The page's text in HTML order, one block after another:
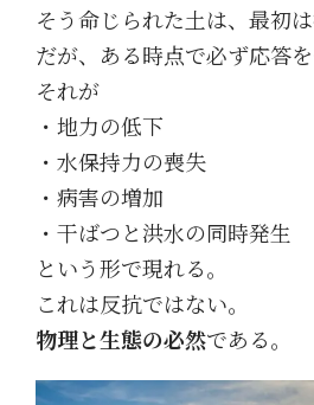
そう命じられた土は、最初は
だが、ある時点で必ず応答を
それが
・地力の低下
・水保持力の喪失
・病害の増加
・干ばつと洪水の同時発生
という形で現れる。
これは反抗ではない。
物理と生態の必然である。